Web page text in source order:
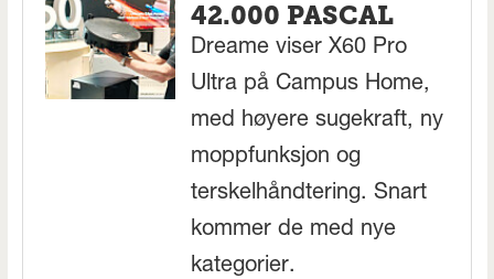
42.000 PASCAL
Dreame viser X60 Pro
Ultra på Campus Home,
med høyere sugekraft, ny
moppfunksjon og
terskelhåndtering. Snart
kommer de med nye
kategorier.